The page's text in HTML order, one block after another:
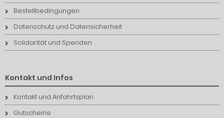
Bestellbedingungen
Datenschutz und Datensicherheit
Solidarität und Spenden
Kontakt und Infos
Kontakt und Anfahrtsplan
Gutscheine